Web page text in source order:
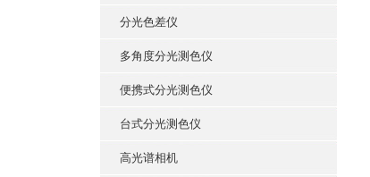
分光色差仪
多角度分光测色仪
便携式分光测色仪
台式分光测色仪
高光谱相机